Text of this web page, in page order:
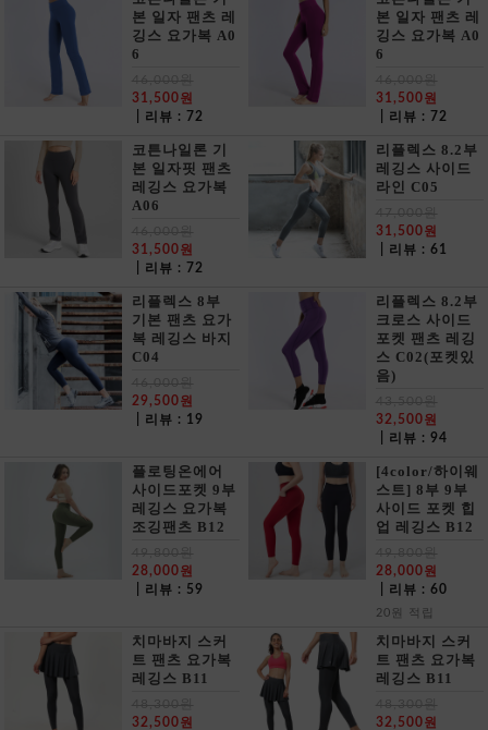
본 일자 팬츠 레
깅스 요가복 A0
6
31,500원
| 리뷰 : 72
본 일자 팬츠 레
깅스 요가복 A0
6
31,500원
| 리뷰 : 72
코튼나일론 기
본 일자핏 팬츠
레깅스 요가복
A06
31,500원
| 리뷰 : 72
리플렉스 8.2부
레깅스 사이드
라인 C05
31,500원
| 리뷰 : 61
리플렉스 8부
기본 팬츠 요가
복 레깅스 바지
C04
29,500원
| 리뷰 : 19
리플렉스 8.2부
크로스 사이드
포켓 팬츠 레깅
스 C02(포켓있
음)
32,500원
| 리뷰 : 94
플로팅온에어
사이드포켓 9부
레깅스 요가복
조깅팬츠 B12
28,000원
| 리뷰 : 59
[4color/하이웨
스트] 8부 9부
사이드 포켓 힙
업 레깅스 B12
28,000원
| 리뷰 : 60
20원 적립
치마바지 스커
트 팬츠 요가복
레깅스 B11
32,500원
치마바지 스커
트 팬츠 요가복
레깅스 B11
32,500원